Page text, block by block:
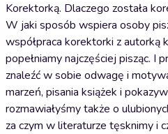
Korektorką. Dlaczego została
W jaki sposób wspiera osoby
współpraca korektorki z autorką
popełniamy najczęściej pisząc. I
znaleźć w sobie odwagę i
marzeń, pisania książek i
rozmawiałyśmy także o
za czym w literaturze tęsknimy i